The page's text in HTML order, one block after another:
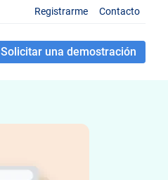
Registrarme Contacto
Solicitar una demostración